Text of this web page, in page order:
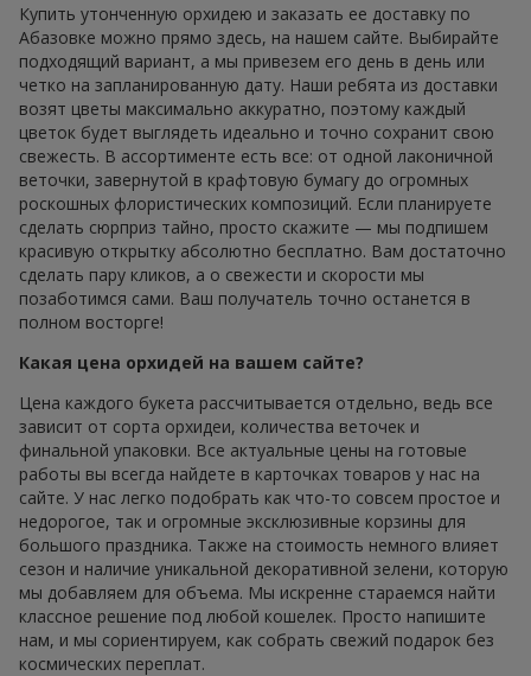
Купить утонченную орхидею и заказать ее доставку по
Абазовке можно прямо здесь, на нашем сайте. Выбирайте
подходящий вариант, а мы привезем его день в день или
четко на запланированную дату. Наши ребята из доставки
возят цветы максимально аккуратно, поэтому каждый
цветок будет выглядеть идеально и точно сохранит свою
свежесть. В ассортименте есть все: от одной лаконичной
веточки, завернутой в крафтовую бумагу до огромных
роскошных флористических композиций. Если планируете
сделать сюрприз тайно, просто скажите — мы подпишем
красивую открытку абсолютно бесплатно. Вам достаточно
сделать пару кликов, а о свежести и скорости мы
позаботимся сами. Ваш получатель точно останется в
полном восторге!
Какая цена орхидей на вашем сайте?
Цена каждого букета рассчитывается отдельно, ведь все
зависит от сорта орхидеи, количества веточек и
финальной упаковки. Все актуальные цены на готовые
работы вы всегда найдете в карточках товаров у нас на
сайте. У нас легко подобрать как что-то совсем простое и
недорогое, так и огромные эксклюзивные корзины для
большого праздника. Также на стоимость немного влияет
сезон и наличие уникальной декоративной зелени, которую
мы добавляем для объема. Мы искренне стараемся найти
классное решение под любой кошелек. Просто напишите
нам, и мы сориентируем, как собрать свежий подарок без
космических переплат.